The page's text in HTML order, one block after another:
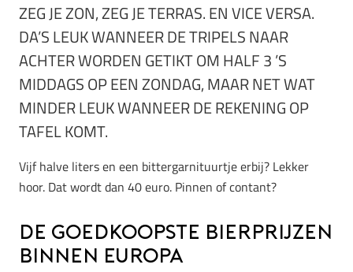
ZEG JE ZON, ZEG JE TERRAS. EN VICE VERSA.
DA’S LEUK WANNEER DE TRIPELS NAAR
ACHTER WORDEN GETIKT OM HALF 3 ’S
MIDDAGS OP EEN ZONDAG, MAAR NET WAT
MINDER LEUK WANNEER DE REKENING OP
TAFEL KOMT.
Vijf halve liters en een bittergarnituurtje erbij? Lekker
hoor. Dat wordt dan 40 euro. Pinnen of contant?
De goedkoopste bierprijzen
binnen Europa